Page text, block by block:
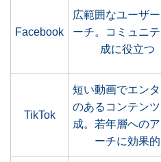
Facebook
広範囲なユーザー
ーチ。コミュニ
成に役立つ
TikTok
短い動画でエン
のあるコンテン
成。若年層への
ーチに効果的